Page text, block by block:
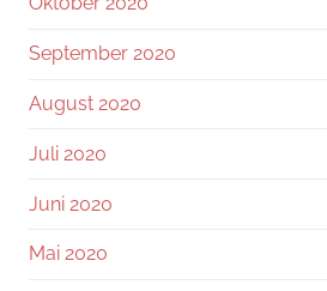
September 2020
August 2020
Juli 2020
Juni 2020
Mai 2020